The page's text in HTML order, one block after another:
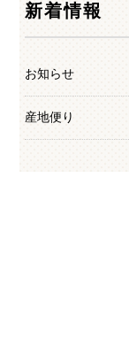
新着情報
お知らせ
産地便り